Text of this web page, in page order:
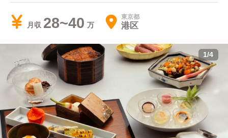
月収 28~40 東京都
港区
1/4